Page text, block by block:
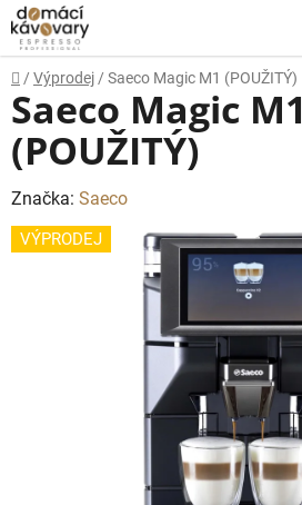
Přejít
na
obsah
Domů
/ Výprodej / Saeco Magic M1 (POUŽITÝ)
Saeco Magic M1
(POUŽITÝ)
Značka: Saeco
VÝPRODEJ